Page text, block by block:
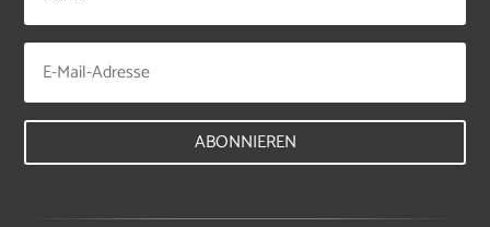
ABONNIEREN